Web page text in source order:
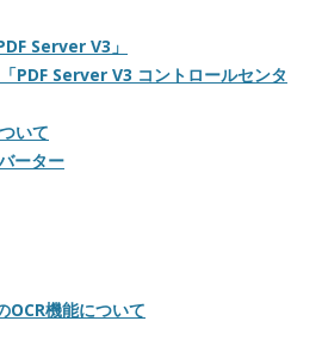
Server V3」
PDF Server V3 コントロールセンタ
いて
ーター
OCR機能について